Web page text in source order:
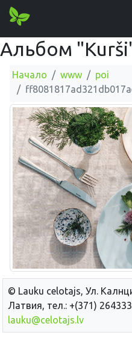
Альбом
Начало www
poi
© Lauku сelotajs, Ул.
Латвия, тел.: +(371)
lauku@celotajs.lv